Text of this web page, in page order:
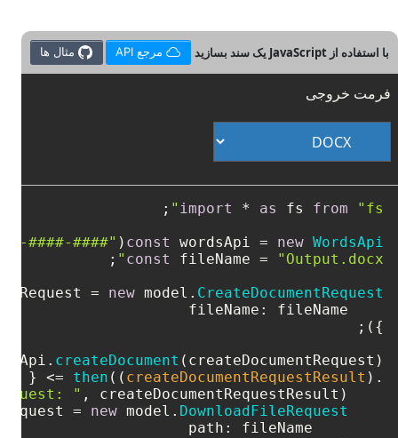
با استفاده از JavaScript یک سند بسازید مرجع API مثال ها
فرمت خروجی
import * as fs from "fs"
const
wordsApi = new WordsApi
(
####-####"
const
fileName = "Output.docx"
= new model. CreateDocumentRequest
fileName
createDocument
.
then ( ( createDocumentRequestResult ) =>
"
= new model. DownloadFileRequest
path